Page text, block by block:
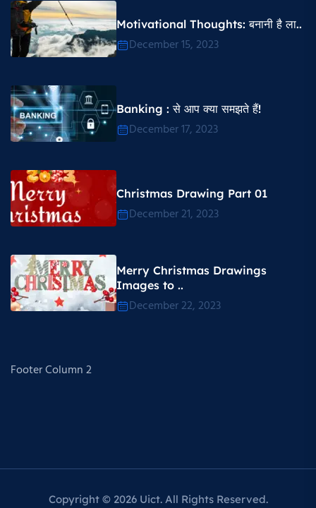
Motivational Thoughts​: बनानी है ला..
December 15, 2023
Banking : से आप क्या समझते हैं!
December 17, 2023
Christmas Drawing Part 01
December 21, 2023
Merry Christmas Drawings
Images to ..
December 22, 2023
Footer Column 2
Copyright © 2026 Uict. All Rights Reserved.